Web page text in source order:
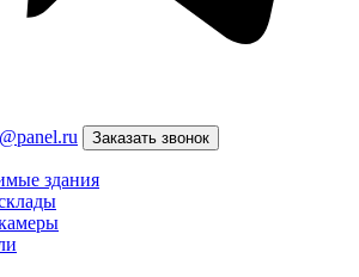
Заказать звонок
здания